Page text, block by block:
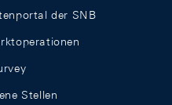
der SNB
Stellen